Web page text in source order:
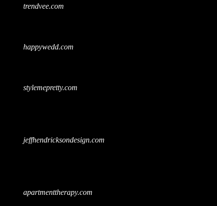
trendvee.com
happywedd.com
stylemepretty.com
jeffhendricksondesign.com
apartmenttherapy.com